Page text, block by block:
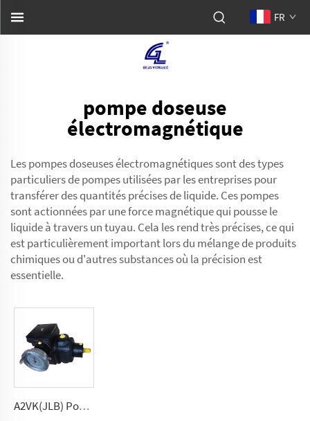
FR
pompe doseuse
électromagnétique
Les pompes doseuses électromagnétiques sont des types
particuliers de pompes utilisées par les entreprises pour
transférer des quantités précises de liquide. Ces pompes
sont actionnées par une force magnétique qui pousse le
liquide à travers un tuyau. Cela les rend très précises, ce qui
est particulièrement important lors du mélange de produits
chimiques ou d'autres substances où la précision est
essentielle.
A2VK(JLB) Pompe à haute pression pour PU 5, 12, 28, 55, 107, 225(cm³/tour)